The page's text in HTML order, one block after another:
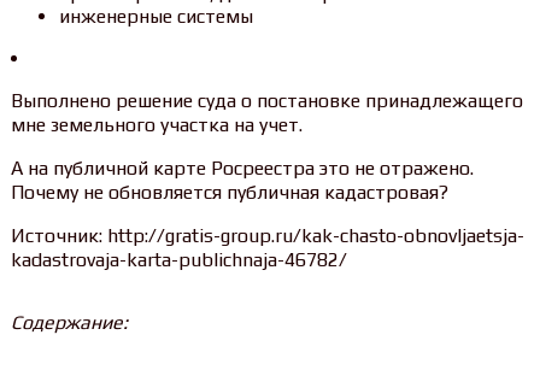
инженерные системы
Выполнено решение суда о постановке принадлежащего
мне земельного участка на учет.
А на публичной карте Росреестра это не отражено.
Почему не обновляется публичная кадастровая?
Источник: http://gratis-group.ru/kak-chasto-obnovljaetsja-
kadastrovaja-karta-publichnaja-46782/
Содержание: